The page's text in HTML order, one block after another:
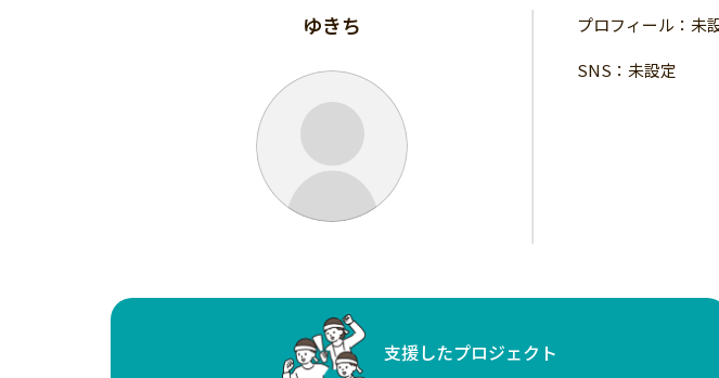
注目 支援金額が多い 支援人数が
国際協力 子ども・教育
災害
北海道・東北
関東
新潟
中国
四国
ゆきち
プロフィール：未
SNS：未設定
支援したプロジェクト